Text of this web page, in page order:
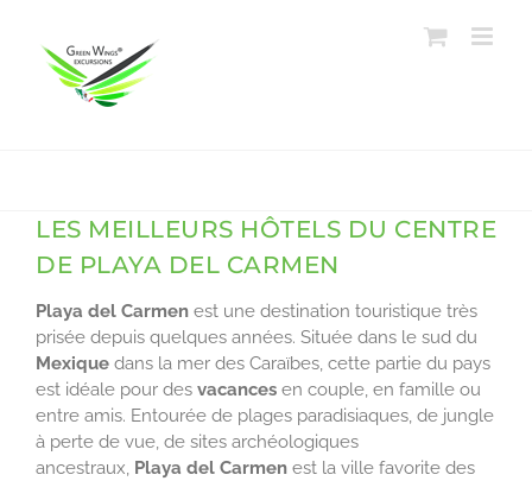
contenu
LES MEILLEURS HÔTELS DU CENTRE
DE PLAYA DEL CARMEN
Playa del Carmen est une destination touristique très
prisée depuis quelques années. Située dans le sud du
Mexique dans la mer des Caraïbes, cette partie du pays
est idéale pour des vacances en couple, en famille ou
entre amis. Entourée de plages paradisiaques, de jungle
à perte de vue, de sites archéologiques
ancestraux, Playa del Carmen est la ville favorite des